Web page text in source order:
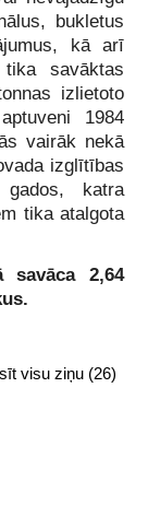
bukletus
kā arī
savāktas
izlietoto
1984
vairāk nekā
izglītības
katra
tika atalgota
savāca 2,64
visu ziņu (26)